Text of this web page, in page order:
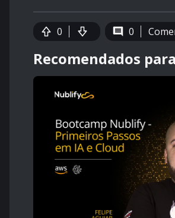
0 0
Recomendados